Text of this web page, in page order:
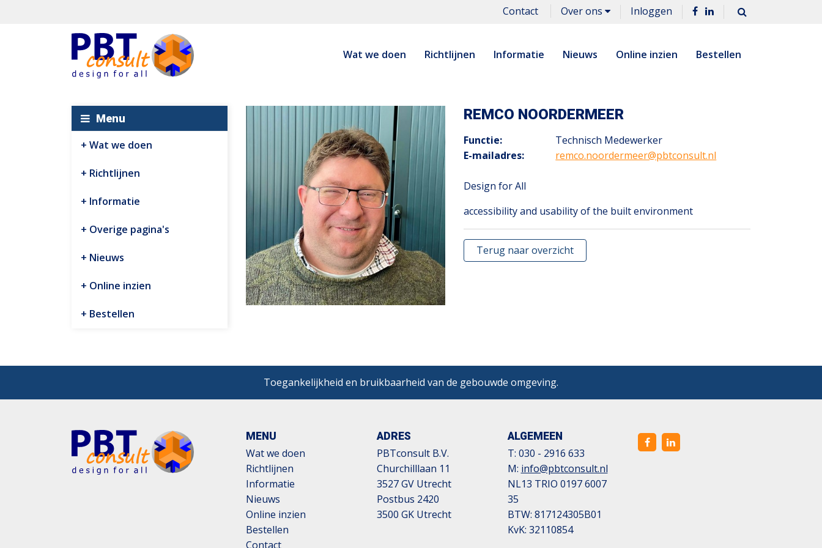
Contact Over ons Inloggen
Wat we doen Richtlijnen Informatie Nieuws Online inzien Bestellen
Menu
Wat we doen
Richtlijnen
Informatie
Overige pagina's
Nieuws
Online inzien
Bestellen
REMCO NOORDERMEER
Functie:
Technisch Medewerker
E-mailadres:
remco.noordermeer@pbtconsult.nl
Design for All
accessibility and usability of the built environment
Terug naar overzicht
Toegankelijkheid en bruikbaarheid van de gebouwde omgeving.
MENU
Wat we doen
Richtlijnen
Informatie
Nieuws
Online inzien
Bestellen
Contact
ADRES
PBTconsult B.V.
Churchilllaan 11
3527 GV Utrecht
Postbus 2420
3500 GK Utrecht
ALGEMEEN
T: 030 - 2916 633
M: info@pbtconsult.nl
NL13 TRIO 0197 6007
35
BTW: 817124305B01
KvK: 32110854